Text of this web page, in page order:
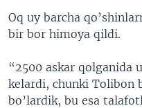
Oq uy barcha
bir bor himoya qildi.
“2500 askar qolganida
kelardi, chunki Tolibon
bo’lardik, bu esa